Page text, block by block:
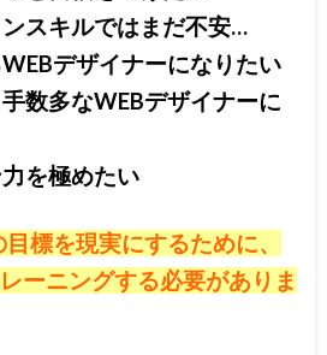
スキルではまだ不安…
デザイナーになりたい
数多なWEBデザイナーに
を極めたい
目標を現実にするために、
ーニングする必要がありま